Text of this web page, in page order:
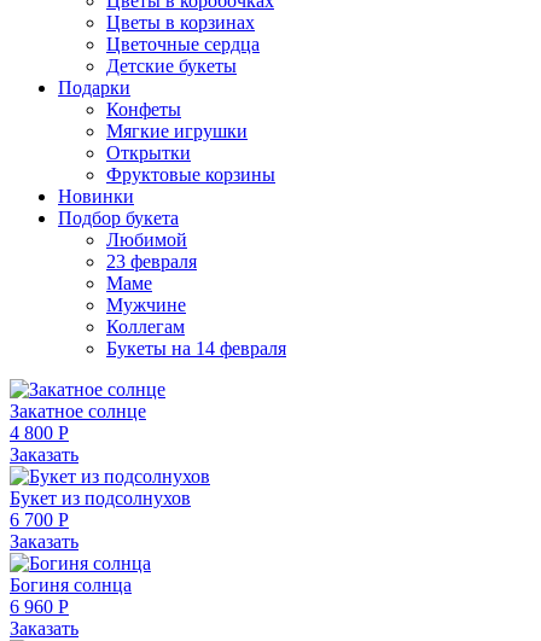
Цветы в корзинах
Цветочные сердца
Детские букеты
Подарки
Конфеты
Мягкие игрушки
Открытки
Фруктовые корзины
Новинки
Подбор букета
Любимой
23 февраля
Маме
Мужчине
Коллегам
Букеты на 14 февраля
Закатное солнце
4 800 Р
Заказать
Букет из подсолнухов
6 700 Р
Заказать
Богиня солнца
6 960 Р
Заказать